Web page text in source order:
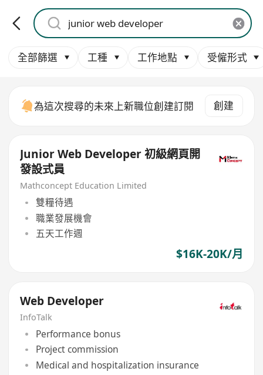
全部篩選 工種 工作地點 受僱形式
為這次搜尋的未來上新職位創建訂閱 創建
Junior Web Developer 初級網頁開
發設式員
Mathconcept Education Limited
雙糧待遇
職業發展機會
五天工作週
$16K-20K/月
Web Developer
InfoTalk
Performance bonus
Project commission
Medical and hospitalization insurance